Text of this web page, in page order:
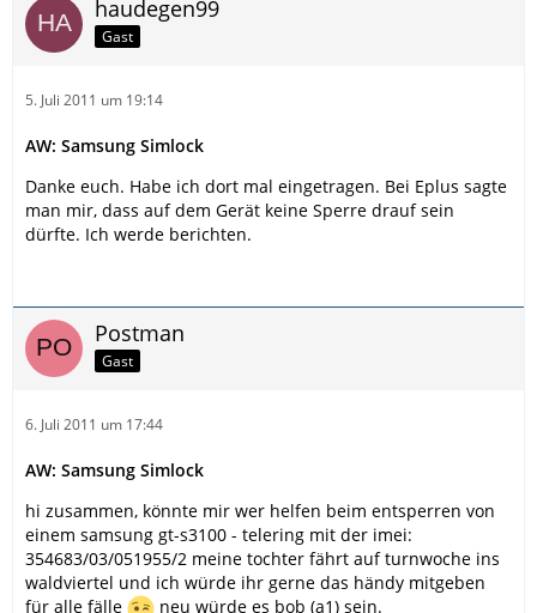
haudegen99
Gast
5. Juli 2011 um 19:14
AW: Samsung Simlock
Danke euch. Habe ich dort mal eingetragen. Bei Eplus sagte
man mir, dass auf dem Gerät keine Sperre drauf sein
dürfte. Ich werde berichten.
Postman
Gast
6. Juli 2011 um 17:44
AW: Samsung Simlock
hi zusammen, könnte mir wer helfen beim entsperren von
einem samsung gt-s3100 - telering mit der imei:
354683/03/051955/2 meine tochter fährt auf turnwoche ins
waldviertel und ich würde ihr gerne das händy mitgeben
für alle fälle
neu würde es bob (a1) sein.